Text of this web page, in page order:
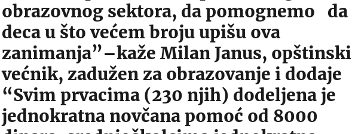
obrazovnog sektora, da pomognemo da
deca u što većem broju upišu ova
zanimanja”–kaže Milan Janus, opštinski
većnik, zadužen za obrazovanje i dodaje
“Svim prvacima (230 njih) dodeljena je
jednokratna novčana pomoć od 8000